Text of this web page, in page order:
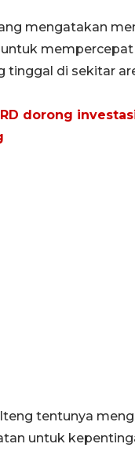
mengatakan
tinggal di sekitar
dorong
tentunya
untuk